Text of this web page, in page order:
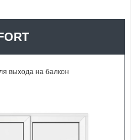
выхода на балкон